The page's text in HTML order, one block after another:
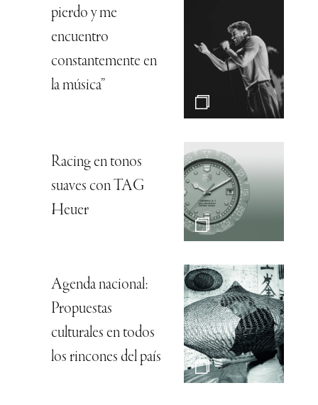
pierdo y me
encuentro
constantemente en
la música”
Racing en tonos
suaves con TAG
Heuer
Agenda nacional:
Propuestas
culturales en todos
los rincones del país